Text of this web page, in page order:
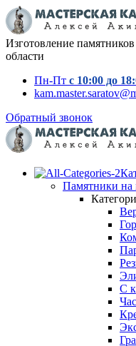
Изготовление
области
Пн-Пт с 10:00 до
Обратный звонок
Памятники на
С